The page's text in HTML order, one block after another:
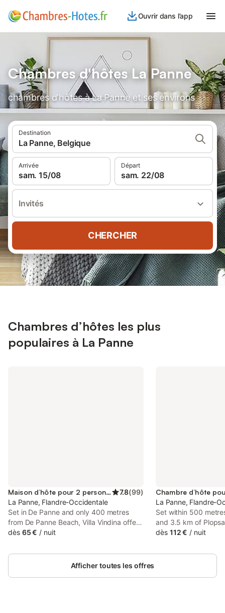
Ouvrir dans l’app
Chambres d'hôtes La Panne
chambres d'hôtes à La Panne et ses environs
Destination
La Panne, Belgique
Arrivée
sam. 15/08
Départ
sam. 22/08
Invités
CHERCHER
Chambres d’hôtes les plus
populaires à La Panne
Maison d’hôte pour 2 personnes 7.8(99)
La Panne, Flandre-Occidentale
Set in De Panne and only 400 metres
from De Panne Beach, Villa Vindina offers
accommodation with garden views, free
property is situated 2.
dès 65 € / nuit
La Panne, Flandre-
Set within 500
and 3.5 km of
Bed & Breakfast
is a private
dès 112 € / nuit
Afficher toutes les offres